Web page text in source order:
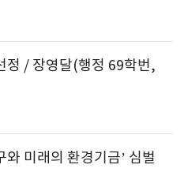
정 / 장영달(행정 69학번,
미래의 환경기금’ 심벌